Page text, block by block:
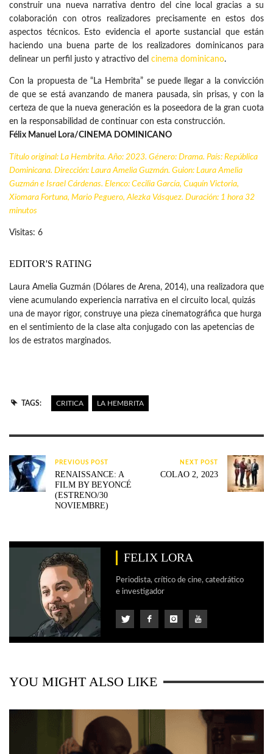
construir una nueva narrativa dentro del cine local gracias a su
colaboración con otros realizadores precisamente en estos dos
aspectos técnicos. Esto evidencia el aporte sustancial que están
haciendo una buena parte de los realizadores dominicanos para
delinear un perfil justo y atractivo del cinema dominicano.
Con la propuesta de “La Hembrita” se puede llegar a la convicción
de que se está avanzando de manera pausada, sin prisas, y con la
certeza de que la nueva generación es la poseedora de la gran cuota
en la responsabilidad de continuar con esta construcción.
Félix Manuel Lora/CINEMA DOMINICANO
Título original: La Hembrita. Año: 2023. Género: Drama. País: República
Dominicana. Dirección: Laura Amelia Guzmán. Guion: Laura Amelia
Guzmán e Israel Cárdenas. Elenco: Cecilia García, Cuquín Victoria,
Xiomara Fortuna, Mario Peguero, Alezka Vásquez. Duración: 1 hora 32
minutos
Visitas: 6
EDITOR'S RATING
Laura Amelia Guzmán (Dólares de Arena, 2014), una realizadora que
viene acumulando experiencia narrativa en el circuito local, quizás
una de mayor rigor, construye una pieza cinematográfica que hurga
en el sentimiento de la clase alta conjugado con las apetencias de
los de estratos marginados.
TAGS: CRITICA LA HEMBRITA
PREVIOUS POST
RENAISSANCE: A
FILM BY BEYONCÉ
(ESTRENO/30
NOVIEMBRE)
NEXT POST
COLAO 2, 2023
FELIX LORA
Periodista, crítico de cine, catedrático
e investigador
YOU MIGHT ALSO LIKE